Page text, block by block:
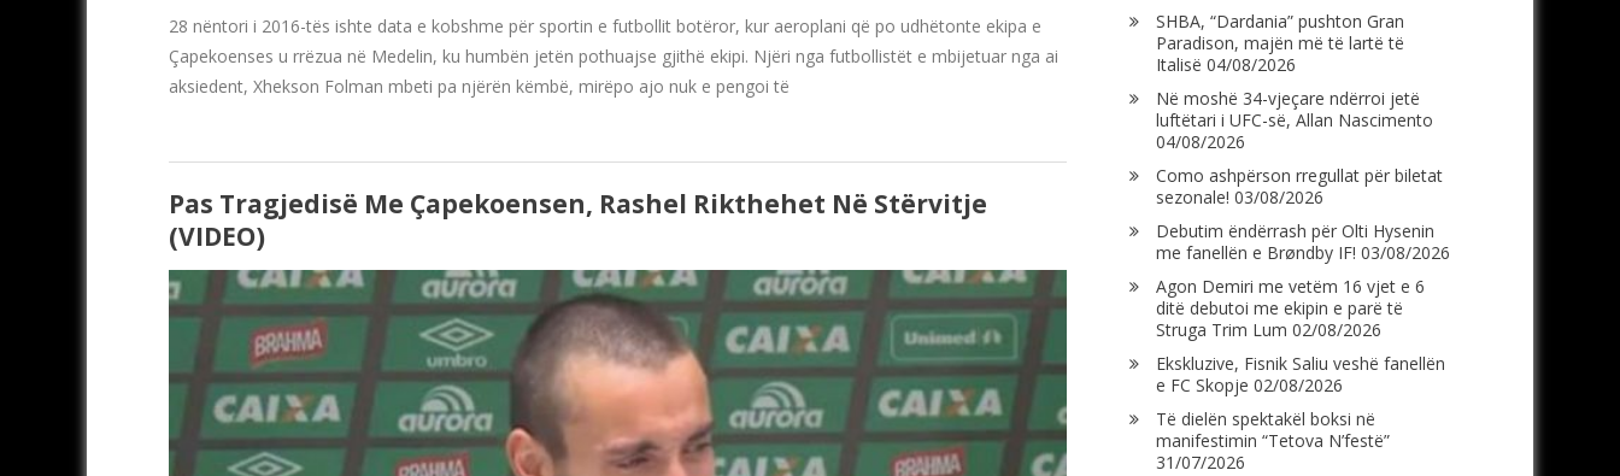
28 nëntori i 2016-tës ishte data e kobshme për sportin e futbollit botëror, kur aeroplani që po udhëtonte ekipa e
Çapekoenses u rrëzua në Medelin, ku humbën jetën pothuajse gjithë ekipi. Njëri nga futbollistët e mbijetuar nga ai
aksiedent, Xhekson Folman mbeti pa njërën këmbë, mirëpo ajo nuk e pengoi të
Pas Tragjedisë Me Çapekoensen, Rashel Rikthehet Në Stërvitje
(VIDEO)
SHBA, “Dardania” pushton Gran
Paradison, majën më të lartë të
Italisë 04/08/2026
Në moshë 34-vjeçare ndërroi jetë
luftëtari i UFC-së, Allan Nascimento
04/08/2026
Como ashpërson rregullat për biletat
sezonale! 03/08/2026
Debutim ëndërrash për Olti Hysenin
me fanellën e Brøndby IF! 03/08/2026
Agon Demiri me vetëm 16 vjet e 6
ditë debutoi me ekipin e parë të
Struga Trim Lum 02/08/2026
Ekskluzive, Fisnik Saliu veshë fanellën
e FC Skopje 02/08/2026
Të dielën spektakël boksi në
manifestimin “Tetova N’festë”
31/07/2026